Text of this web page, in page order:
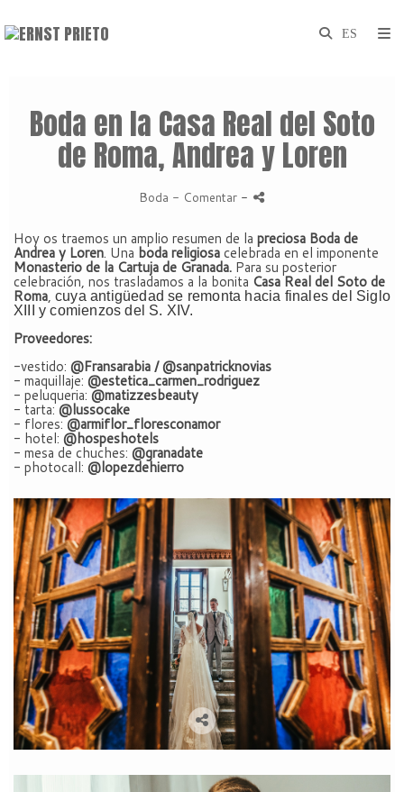
Boda en la Casa Real del Soto
de Roma, Andrea y Loren
Boda - Comentar -
Hoy os traemos un amplio resumen de la preciosa Boda de
Andrea y Loren. Una boda religiosacelebrada en el imponente
Monasterio de la Cartuja de Granada. Para su posterior
celebración, nos trasladamos a la bonita Casa Real del Soto de
Roma, cuya antigüedad se remonta hacia finales del Siglo
XIII y comienzos del S. XIV.
Proveedores:
-vestido: @Fransarabia / @sanpatricknovias
- maquillaje: @estetica_carmen_rodriguez
- peluqueria: @matizzesbeauty
- tarta:@lussocake
- flores: @armiflor_floresconamor
- hotel: @hospeshotels
- mesa de chuches: @granadate
- photocall: @lopezdehierro